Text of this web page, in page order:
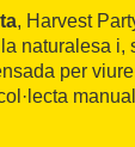
, Harvest
naturalesa i,
per